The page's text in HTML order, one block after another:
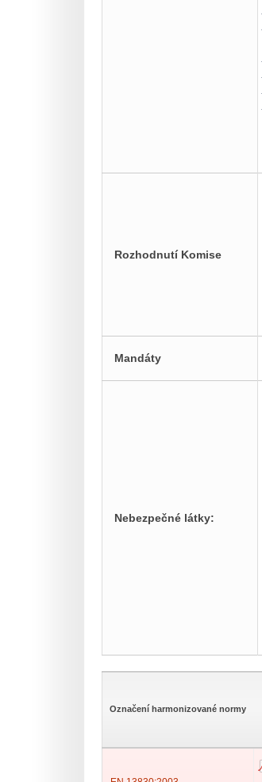
Rozhodnutí Komise
Mandáty
Nebezpečné látky:
Označení harmonizované normy